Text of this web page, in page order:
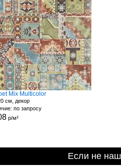
Mix Multicolor
см, декор
по запросу
р/м²
Если не